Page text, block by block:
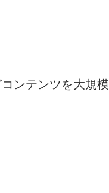
ンテンツを大規模